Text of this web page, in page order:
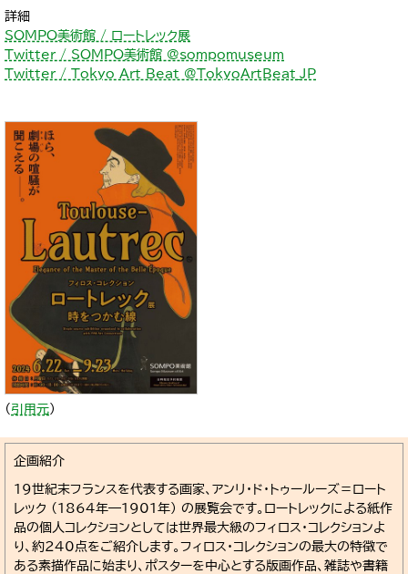
詳細
SOMPO美術館 / ロートレック展
Twitter / SOMPO美術館 @sompomuseum
Twitter / Tokyo Art Beat @TokyoArtBeat_JP
（ 引用元）
企画紹介
19世紀末フランスを代表する画家、アンリ・ド・トゥールーズ＝ロート
レック (1864年―1901年) の展覧会です。ロートレックによる紙作
品の個人コレクションとしては世界最大級のフィロス・コレクションよ
り、約240点をご紹介します。フィロス・コレクションの最大の特徴で
ある素描作品に始まり、ポスターを中心とする版画作品、雑誌や書籍